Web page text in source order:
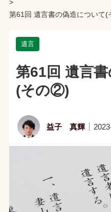
>
第61回 遺言書の偽造について
遺言
第61回 遺言
(その②)
益子 真輝